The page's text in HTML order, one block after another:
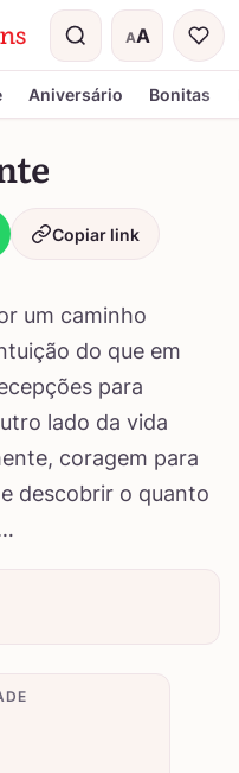
AA
Tamanho do
Aniversário Bonitas
Copiar link
um caminho
do que em
para
lado da vida
coragem para
descobrir o quanto